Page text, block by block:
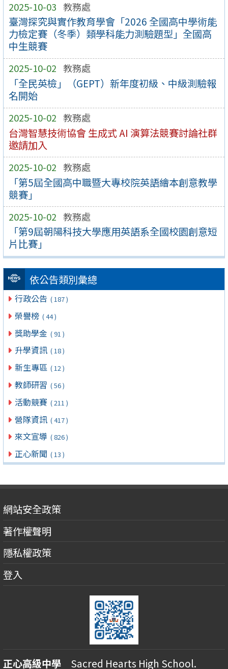
2025-10-03 教務處
臺灣探究與實作教育學會「2026 全國高中學術能
力檢定賽（冬季）類學科能力測驗題型」全國高
中生競賽
2025-10-02 教務處
「全民英檢」（GEPT）新年度初級、中級測驗報
名開始
2025-10-02 教務處
台灣智慧技術協會 生成式 AI 演算法競賽討論社群
邀請加入
2025-10-02 教務處
「第5屆全國高中職暨大專校院英語繪本創意教學
競賽」
2025-10-02 教務處
「第9屆朝陽科技大學應用英語系全國校園創意短
片比賽」
依公告類別彙總
行政公告 ( 187 )
榮譽榜 ( 44 )
獎助學金 ( 91 )
升學資訊 ( 18 )
新生專區 ( 12 )
教師研習 ( 56 )
活動競賽 ( 211 )
營隊資訊 ( 417 )
來文宣導 ( 826 )
正心新聞 ( 13 )
網站安全政策
著作權聲明
隱私權政策
登入
正心高級中學 Sacred Hearts High School.